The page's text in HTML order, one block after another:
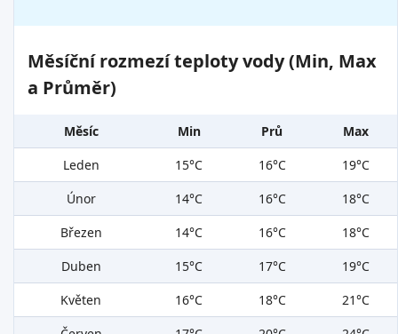
Měsíční rozmezí teploty vody (Min, Max
a Průměr)
Měsíc Min Prů
Max
Leden
15°C 16°C
19°C
Únor
14°C 16°C
18°C
Březen
14°C 16°C
18°C
Duben
15°C 17°C
19°C
Květen
16°C 18°C
21°C